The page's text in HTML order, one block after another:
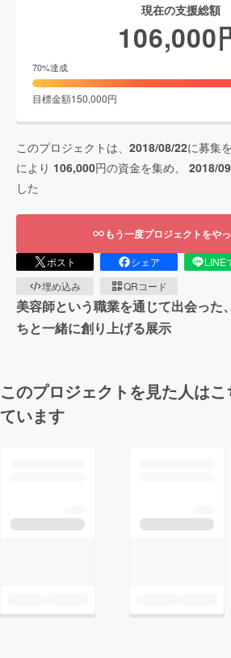
現在の支援総額
106,000
70%達成
目標金額150,000円
このプロジェクトは、 2018/08/22に募集
により 106,000円の資金を集め、 2018/
した
もう一度プロジェクトをや
ポスト シェア LINE
埋め込み
QRコード
美容師という職業を通じて出会った
ちと一緒に創り上げる展示
このプロジェクトを見た人は
ています